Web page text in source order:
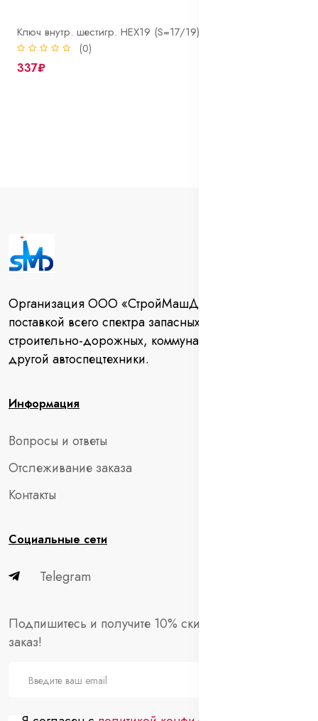
Ключ внутр. шестигр. HEX19 (S=17/19) колесного крепежа
(0)
337₽
Организация ООО «СтройМашДеталь» занимается
поставкой всего спектра запасных частей для
строительно-дорожных, коммунальных машин и
другой автоспецтехники.
Информация
Вопросы и ответы
Отслеживание заказа
Контакты
Социальные сети
Telegram
Подпишитесь и получите 10% скидки на первый
заказ!